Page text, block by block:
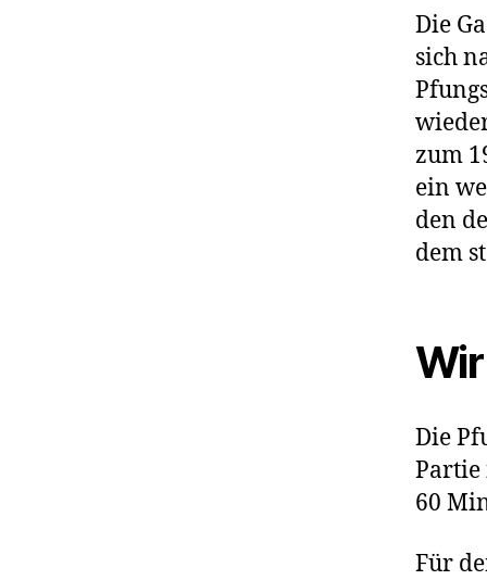
Die
sich
zum
ein
den
dem
Die
Partie
60
Für